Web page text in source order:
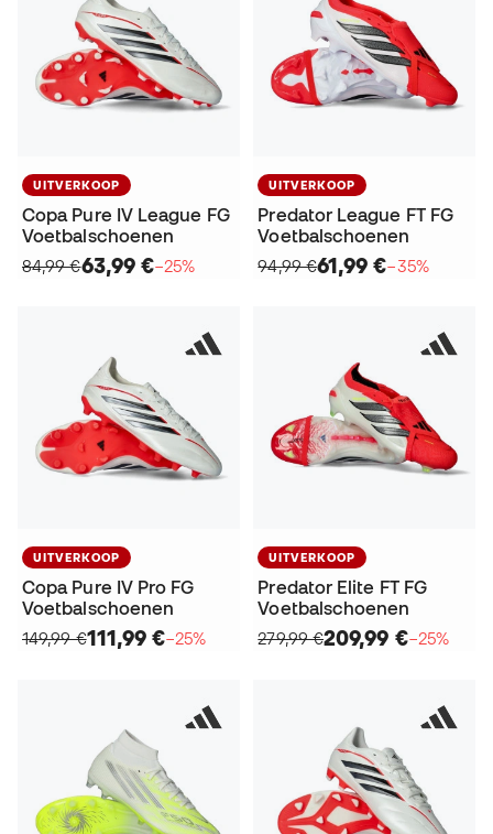
UITVERKOOP
Copa Pure IV League FG
Voetbalschoenen
84,99 €63,99 €−25%
UITVERKOOP
Predator League FT FG
Voetbalschoenen
94,99 €61,99 €−35%
UITVERKOOP
Copa Pure IV Pro FG
Voetbalschoenen
149,99 €111,99 €−25%
UITVERKOOP
Predator Elite FT FG
Voetbalschoenen
279,99 €209,99 €−25%